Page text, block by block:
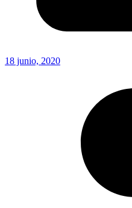
18 junio, 2020